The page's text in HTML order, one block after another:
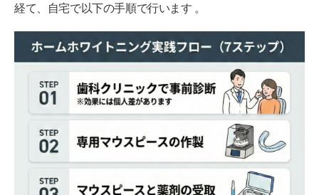
経て、自宅で以下の手順で行います 。